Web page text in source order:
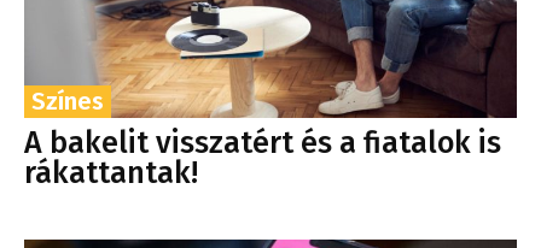
Színes
A bakelit visszatért és a fiatalok is
rákattantak!